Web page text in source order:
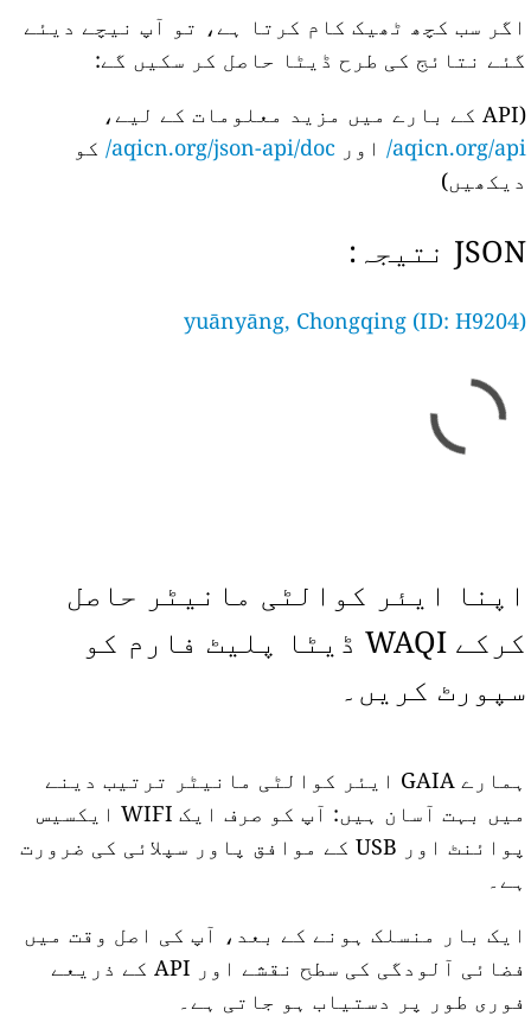
اگر سب کچھ ٹھیک کام کرتا ہے، تو آپ نیچے دیئے
گئے نتائج کی طرح ڈیٹا حاصل کر سکیں گے:
(API کے بارے میں مزید معلومات کے لیے،
aqicn.org/api/
اور aqicn.org/json-api/doc/ کو
دیکھیں)
JSON نتیجہ:
yuānyāng, Chongqing (ID: H9204)
اپنا ایئر کوالٹی مانیٹر حاصل
کرکے WAQI ڈیٹا پلیٹ فارم کو
سپورٹ کریں۔
ہمارے GAIA ایئر کوالٹی مانیٹر ترتیب دینے
میں بہت آسان ہیں: آپ کو صرف ایک WIFI ایکسیس
پوائنٹ اور USB کے موافق پاور سپلائی کی ضرورت
ہے۔
ایک بار منسلک ہونے کے بعد، آپ کی اصل وقت میں
فضائی آلودگی کی سطح نقشے اور API کے ذریعے
فوری طور پر دستیاب ہو جاتی ہے۔